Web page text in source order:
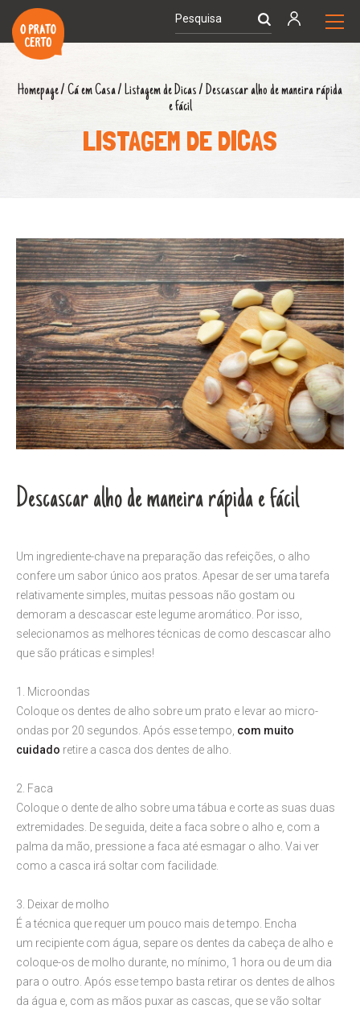
Homepage/ Cá em Casa/ Listagem de Dicas/ Descascar alho de maneira rápida
e fácil
LISTAGEM DE DICAS
Descascar alho de maneira rápida e fácil
Um ingrediente-chave na preparação das refeições, o alho
confere um sabor único aos pratos. Apesar de ser uma tarefa
relativamente simples, muitas pessoas não gostam ou
demoram a descascar este legume aromático. Por isso,
selecionamos as melhores técnicas de como descascar alho
que são práticas e simples!
1. Microondas
Coloque os dentes de alho sobre um prato e levar ao micro-
ondas por 20 segundos. Após esse tempo, com muito
cuidado retire a casca dos dentes de alho.
2. Faca
Coloque o dente de alho sobre uma tábua e corte as suas duas
extremidades. De seguida, deite a faca sobre o alho e, com a
palma da mão, pressione a faca até esmagar o alho. Vai ver
como a casca irá soltar com facilidade.
3. Deixar de molho
É a técnica que requer um pouco mais de tempo. Encha
um recipiente com água, separe os dentes da cabeça de alho e
coloque-os de molho durante, no mínimo, 1 hora ou de um dia
para o outro. Após esse tempo basta retirar os dentes de alhos
da água e, com as mãos puxar as cascas, que se vão soltar